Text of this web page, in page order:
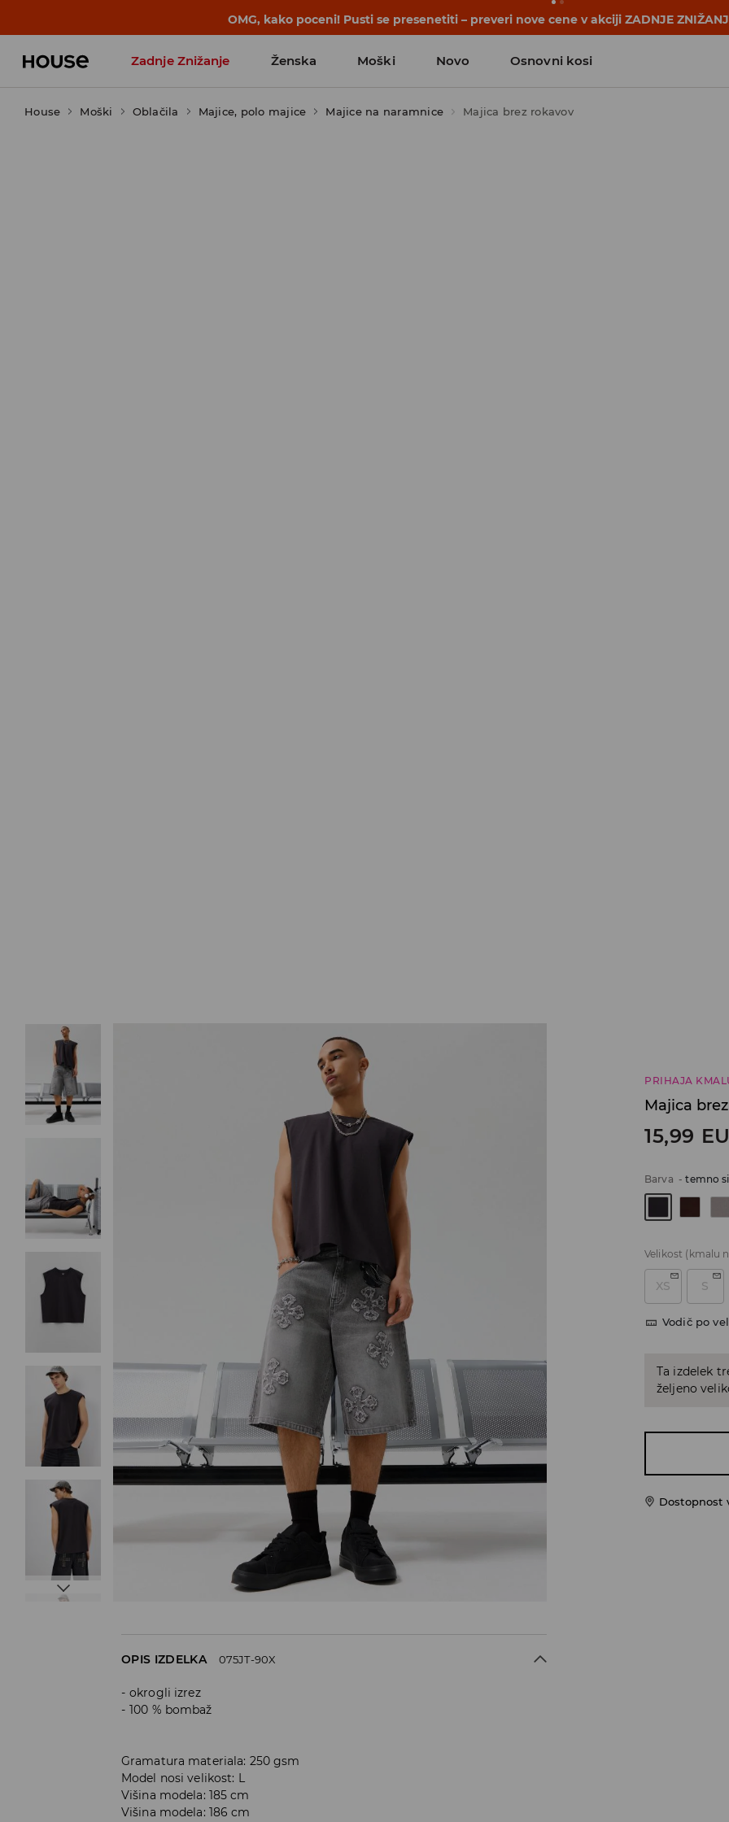
OMG, kako poceni! Pusti se presenetiti – preveri nove cene v akciji ZADNJE
Zadnje Znižanje Ženska Moški Novo Osnovni kosi
Favoriti vplivnežev
House Moški Oblačila Majice, polo majice Majice na naramnice Majica brez rokavov
PRIHAJA
Majica
15,99
Barva -temno
Velikost (kmalu
XS S
Vodič po
Ta izdelek
željeno
Dostopnost
OPIS IZDELKA 075JT-90X
okrogli izrez
100 % bombaž
Gramatura materiala: 250 gsm
Model nosi velikost: L
Višina modela: 185 cm
Višina modela: 186 cm